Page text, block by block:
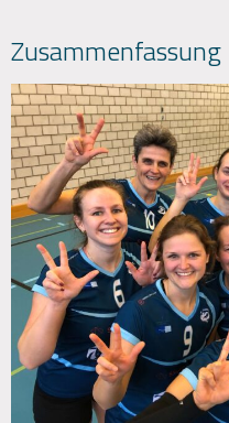
Zusammenfassung